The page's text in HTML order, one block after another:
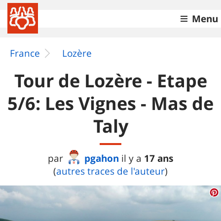
Menu
France Lozère
Tour de Lozère - Etape
5/6: Les Vignes - Mas de
Taly
par pgahon il y a 17 ans
(autres traces de l'auteur)